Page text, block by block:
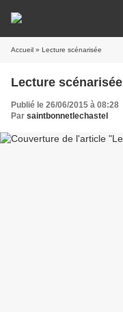
Accueil » Lecture scénarisée
Lecture scénarisée
Publié le 26/06/2015 à 08:28
Par saintbonnetlechastel